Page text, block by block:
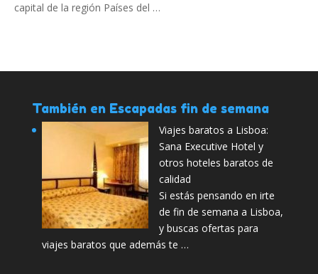
capital de la región Países del …
También en Escapadas fin de semana
Viajes baratos a Lisboa:
Sana Executive Hotel y
otros hoteles baratos de
calidad
Si estás pensando en irte
de fin de semana a Lisboa,
y buscas ofertas para
viajes baratos que además te …